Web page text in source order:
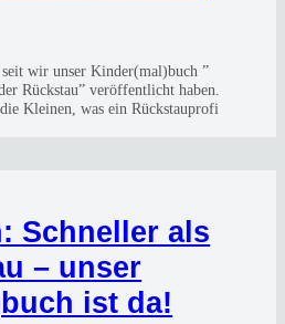
wir unser Kinder(mal)buch ”
Rück­stau” ver­öf­fent­licht haben.
Klei­nen, was ein Rück­stau­pro­fi
Schnel­ler als
– unser
ist da!